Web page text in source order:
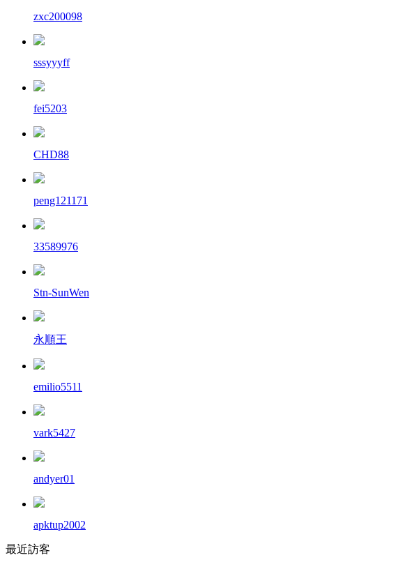
zxc200098
sssyyyff
fei5203
CHD88
peng121171
33589976
Stn-SunWen
永順王
emilio5511
vark5427
andyer01
apktup2002
最近訪客